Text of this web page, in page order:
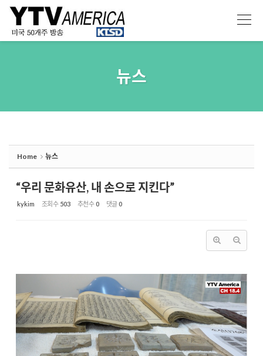
뉴스
Home 뉴스
“우리 문화유산, 내 손으로 지킨다”
kykim 조회 수 503 추천 수0 댓글0